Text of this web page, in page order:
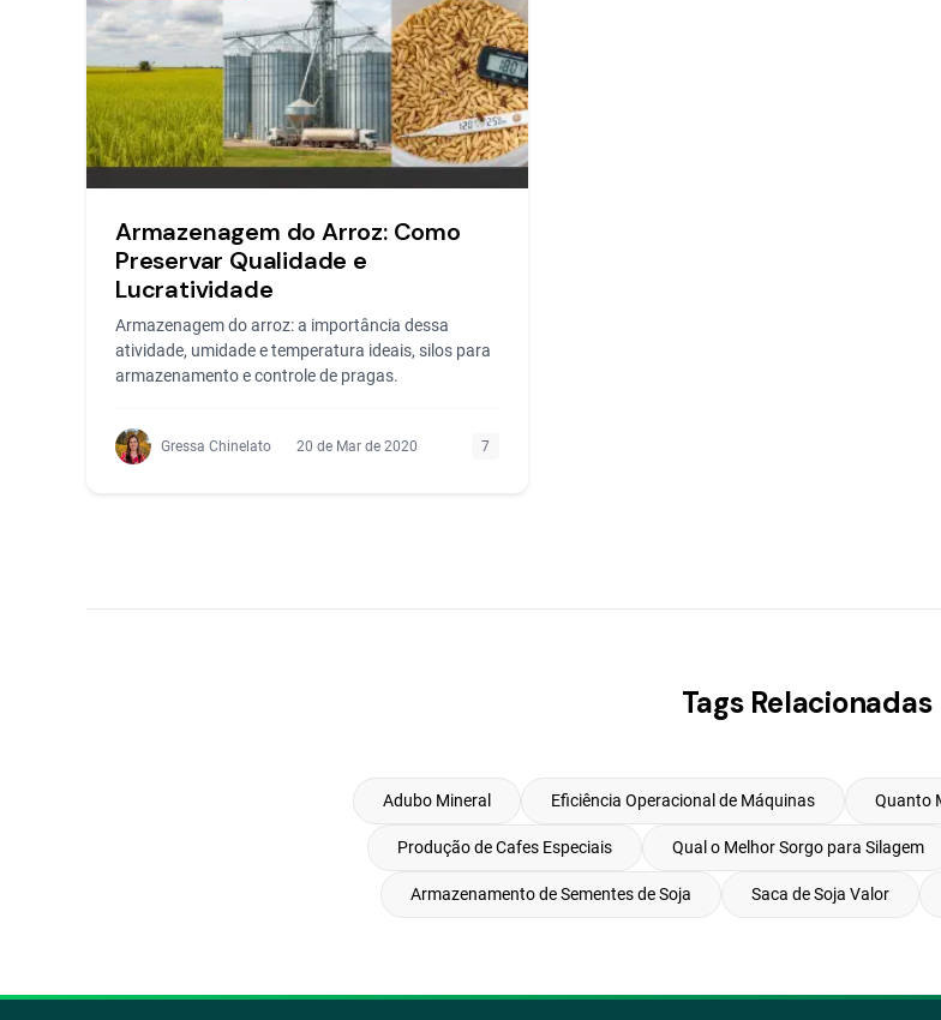
Armazenagem do Arroz: Como
Preservar Qualidade e
Lucratividade
Armazenagem do arroz: a importância dessa
atividade, umidade e temperatura ideais, silos para
armazenamento e controle de pragas.
Gressa Chinelato 20 de Mar de 2020 7
Tags Relacionadas
Adubo Mineral Eficiência Operacional de Máquinas Quanto
Produção de Cafes Especiais Qual o Melhor Sorgo para Silagem
Armazenamento de Sementes de Soja Saca de Soja Valor